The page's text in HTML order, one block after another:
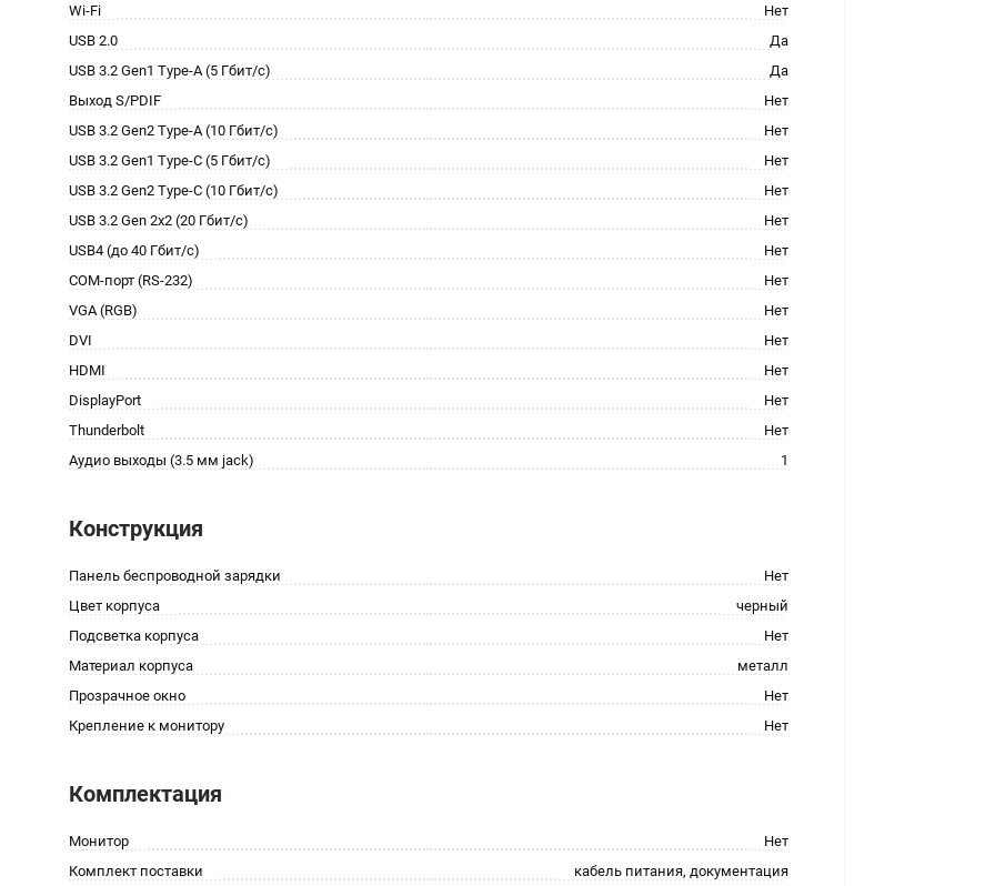
Wi-Fi
Нет
USB 2.0
Да
USB 3.2 Gen1 Type-A (5 Гбит/с)
Да
Выход S/PDIF
Нет
USB 3.2 Gen2 Type-A (10 Гбит/с)
Нет
USB 3.2 Gen1 Type-C (5 Гбит/с)
Нет
USB 3.2 Gen2 Type-C (10 Гбит/с)
Нет
USB 3.2 Gen 2x2 (20 Гбит/с)
Нет
USB4 (до 40 Гбит/с)
Нет
COM-порт (RS-232)
Нет
VGA (RGB)
Нет
DVI
Нет
HDMI
Нет
DisplayPort
Нет
Thunderbolt
Нет
Аудио выходы (3.5 мм jack)
1
Конструкция
Панель беспроводной зарядки
Нет
Цвет корпуса
черный
Подсветка корпуса
Нет
Материал корпуса
металл
Прозрачное окно
Нет
Крепление к монитору
Нет
Комплектация
Монитор
Нет
Комплект поставки
кабель питания, документация